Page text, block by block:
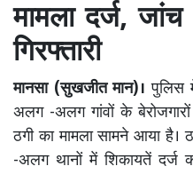
मामला दर्ज,
गिरफ्तारी
मानसा (सुखजीत मान)। पुलिस
अलग -अलग गांवों के
ठगी का मामला सामने आया है।
-अलग थानों में शिकायतें दर्ज